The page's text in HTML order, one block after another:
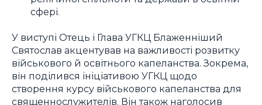
сфері.
У виступі Отець і Глава УГКЦ Блаженніший
Святослав акцентував на важливості розвитку
військового й освітнього капеланства. Зокрема,
він поділився ініціативою УГКЦ щодо
створення курсу військового капеланства для
священнослужителів. Він також наголосив